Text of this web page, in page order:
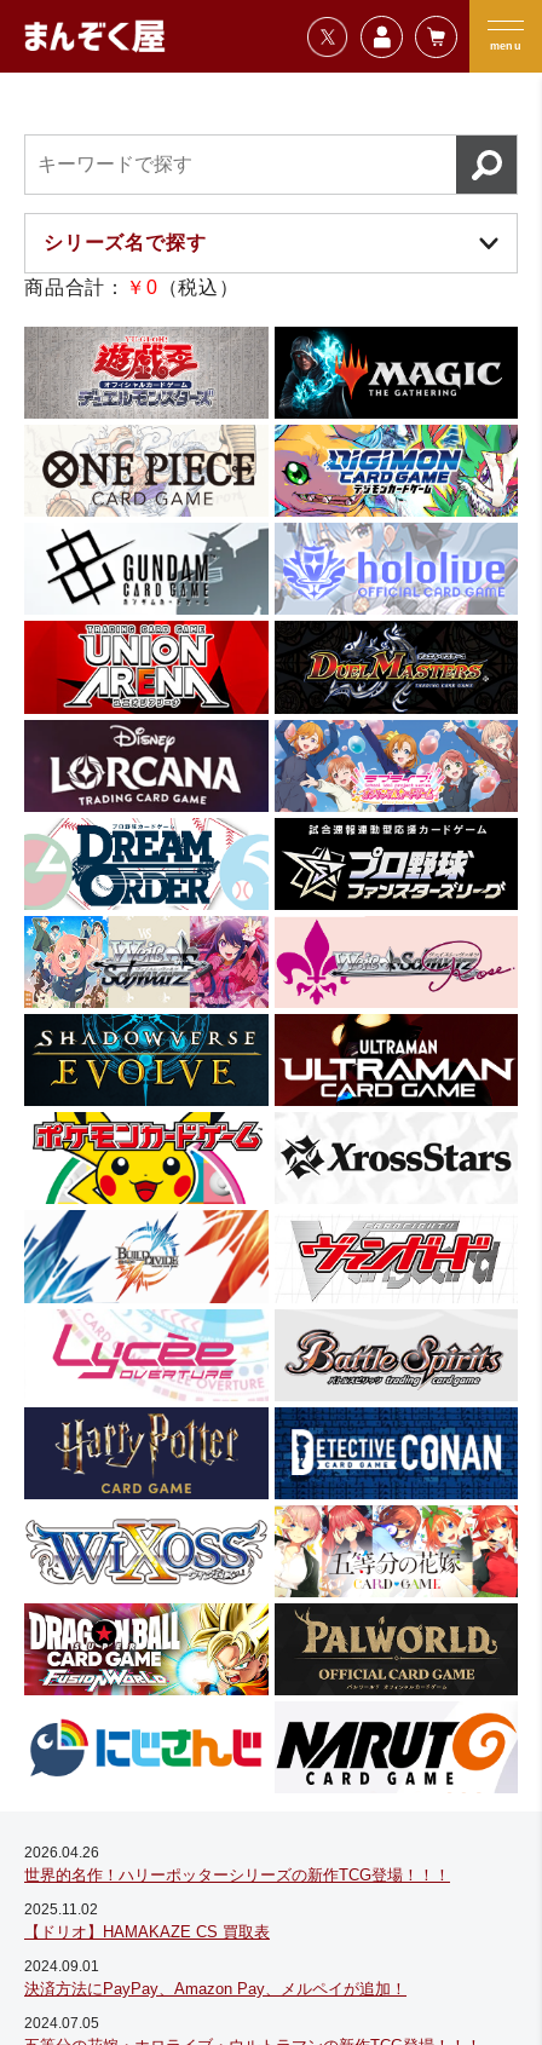
=================================
menu
まんぞく屋 格安TCG通販
商品合計： ￥0 （税込）
2026.04.26
世界的名作！ハリーポッターシリーズの新作TCG登場！！！
2025.11.02
【ドリオ】HAMAKAZE CS 買取表
2024.09.01
決済方法にPayPay、Amazon Pay、メルペイが追加！
2024.07.05